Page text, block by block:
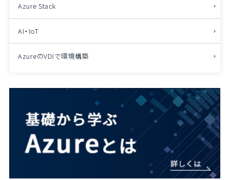
Azure Stack
AI・IoT
AzureのVDIで環境構築